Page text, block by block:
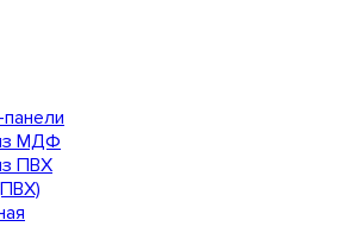
МДФ
ПВХ